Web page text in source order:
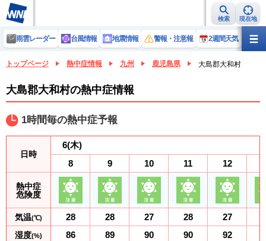
検索 現在地
雨雲レーダー 台風情報 地震情報 警報・注意報 2週間天気 ラ
トップページ 熱中症情報 九州 鹿児島県 大島郡大和村
大島郡大和村の熱中症情報
1時間毎の熱中症予報
日時
熱中症
危険度
気温(℃)
湿度(%)
6(木)
8
28
86
9
28
89
10
27
90
11
28
90
12
27
92